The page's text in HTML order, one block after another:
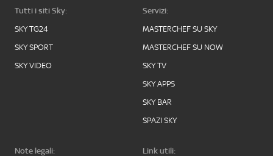
Tutti i siti Sky:
SKY TG24
SKY SPORT
SKY VIDEO
Servizi:
MASTERCHEF SU SKY
MASTERCHEF SU NOW
SKY TV
SKY APPS
SKY BAR
SPAZI SKY
Note legali:
Link utili: